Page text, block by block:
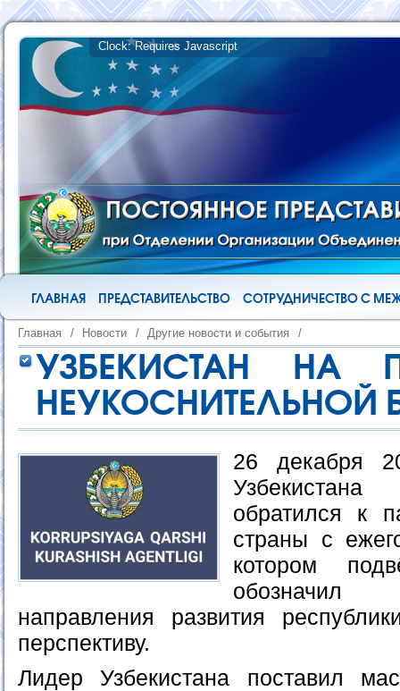
ГЛАВНАЯ ПРЕДСТАВИТЕЛЬСТВО СОТРУДНИЧЕСТВО С
Главная / Новости / Другие новости и события /
УЗБЕКИСТАН НА
НЕУКОСНИТЕЛЬНОЙ
26 декабря
обратился к
страны с
котором
направления развития
перспективу.
Лидер Узбекистана поставил